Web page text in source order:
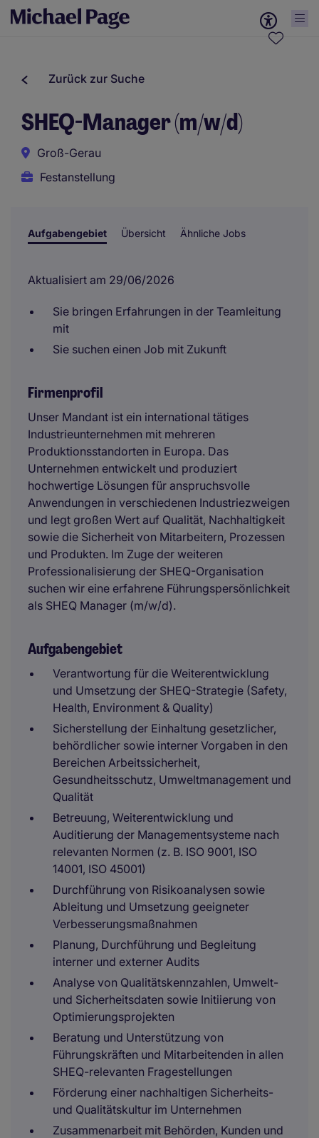
Zurück zur Suche
SHEQ-Manager (m/w/d)
Groß-Gerau
Festanstellung
Aufgabengebiet Übersicht Ähnliche Jobs
Aktualisiert am 29/06/2026
Sie bringen Erfahrungen in der Teamleitung
mit
Sie suchen einen Job mit Zukunft
Firmenprofil
Unser Mandant ist ein international tätiges
Industrieunternehmen mit mehreren
Produktionsstandorten in Europa. Das
Unternehmen entwickelt und produziert
hochwertige Lösungen für anspruchsvolle
Anwendungen in verschiedenen Industriezweigen
und legt großen Wert auf Qualität, Nachhaltigkeit
sowie die Sicherheit von Mitarbeitern, Prozessen
und Produkten. Im Zuge der weiteren
Professionalisierung der SHEQ-Organisation
suchen wir eine erfahrene Führungspersönlichkeit
als SHEQ Manager (m/w/d).
Aufgabengebiet
Verantwortung für die Weiterentwicklung
und Umsetzung der SHEQ-Strategie (Safety,
Health, Environment & Quality)
Sicherstellung der Einhaltung gesetzlicher,
behördlicher sowie interner Vorgaben in den
Bereichen Arbeitssicherheit,
Gesundheitsschutz, Umweltmanagement und
Qualität
Betreuung, Weiterentwicklung und
Auditierung der Managementsysteme nach
relevanten Normen (z. B. ISO 9001, ISO
14001, ISO 45001)
Durchführung von Risikoanalysen sowie
Ableitung und Umsetzung geeigneter
Verbesserungsmaßnahmen
Planung, Durchführung und Begleitung
interner und externer Audits
Analyse von Qualitätskennzahlen, Umwelt-
und Sicherheitsdaten sowie Initiierung von
Optimierungsprojekten
Beratung und Unterstützung von
Führungskräften und Mitarbeitenden in allen
SHEQ-relevanten Fragestellungen
Förderung einer nachhaltigen Sicherheits-
und Qualitätskultur im Unternehmen
Zusammenarbeit mit Behörden, Kunden und